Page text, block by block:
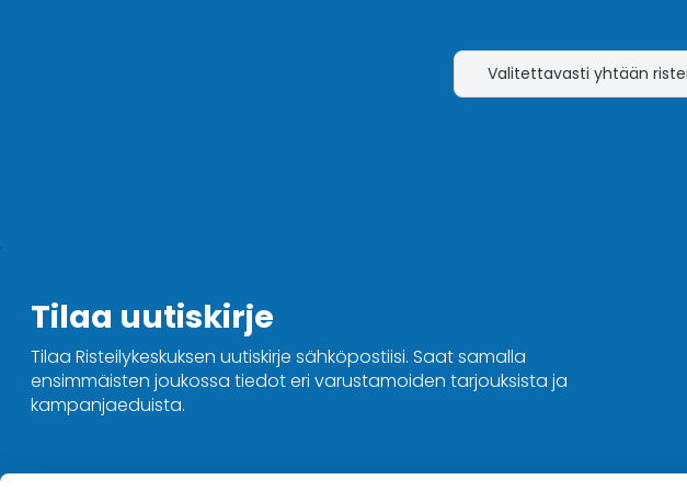
Valitettavasti yhtään
Tilaa uutiskirje
Tilaa Risteilykeskuksen uutiskirje sähköpostiisi. Saat samalla
ensimmäisten joukossa tiedot eri varustamoiden tarjouksista ja
kampanjaeduista.
Ota yhteyttä Hyvä tietää